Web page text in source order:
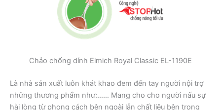
Chảo chống dính Elmich Royal Classic EL-1190E
Là nhà sản xuất luôn khát khao đem đến tay người nội trợ
những thương phẩm như:…… Mang cho cho người nấu sự
hài lòng từ phong cách bên ngoài lẫn chất liệu bên trong